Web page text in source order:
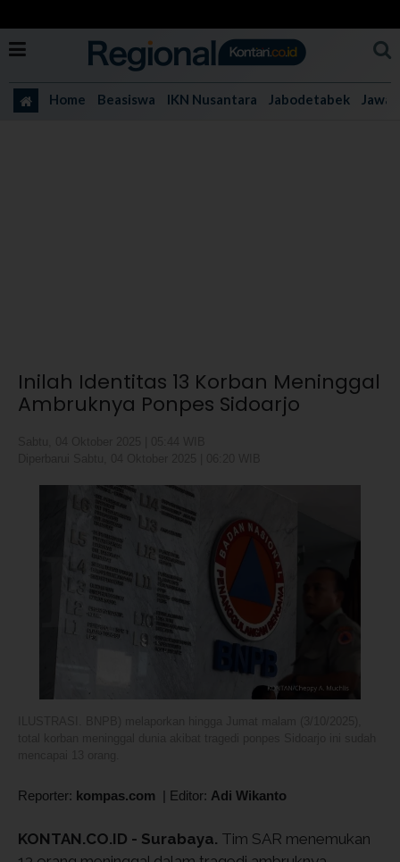
Home Beasiswa IKN Nusantara Jabodetabek Jawa
Inilah Identitas 13 Korban Meninggal
Ambruknya Ponpes Sidoarjo
Reporter: kompas.com | Editor: Adi Wikanto
KONTAN.CO.ID - Surabaya. Tim SAR menemukan